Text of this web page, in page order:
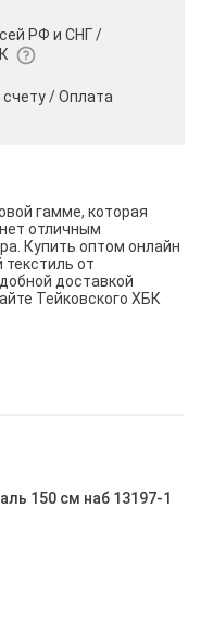
РФ и СНГ /
/Оплата
гамме, которая
отличным
Купить оптом онлайн
от
доставкой
Тейковского ХБК
150 см наб 13197-1